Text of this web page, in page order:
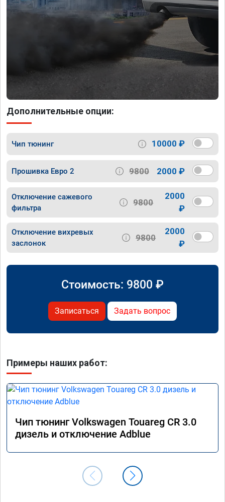
Дополнительные опции:
Чип тюнинг 10000 ₽
Прошивка Евро 2 9800 2000 ₽
Отключение сажевого
фильтра
9800
2000
₽
Отключение вихревых
заслонок
9800
2000
₽
Стоимость: 9800 ₽
Записаться Задать вопрос
Примеры наших работ:
Чип тюнинг Volkswagen Touareg CR 3.0
дизель и отключение Adblue